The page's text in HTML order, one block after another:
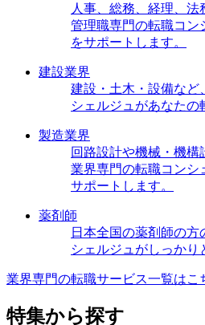
人事、総務、経理、法
管理職専門の転職コン
をサポートします。
建設業界
建設・土木・設備など
シェルジュがあなたの
製造業界
回路設計や機械・機
業界専門の転職コンシ
サポートします。
薬剤師
日本全国の薬剤師の
シェルジュがしっかり
業界専門の転職サービス一覧はこ
特集から探す